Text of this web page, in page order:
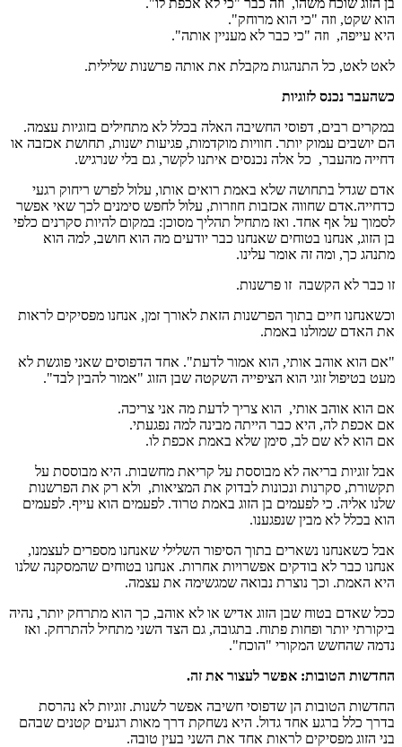
הוא שקט, וזה "כי הוא מרוחק".
היא עייפה, וזה "כי כבר לא מעניין אותה".
לאט לאט, כל התנהגות מקבלת את אותה פרשנות שלילית.
כשהעבר נכנס לזוגיות
במקרים רבים, דפוסי החשיבה האלה בכלל לא מתחילים בזוגיות עצמה.
הם יושבים עמוק יותר. חוויות מוקדמות, פגיעות ישנות, תחושת אכזבה או
דחייה מהעבר, כל אלה נכנסים איתנו לקשר, גם בלי שנרגיש.
אדם שגדל בתחושה שלא באמת רואים אותו, עלול לפרש ריחוק רגעי
כדחייה.אדם שחווה אכזבות חוזרות, עלול לחפש סימנים לכך שאי אפשר
לסמוך על אף אחד. ואז מתחיל תהליך מסוכן: במקום להיות סקרנים כלפי
בן הזוג, אנחנו בטוחים שאנחנו כבר יודעים מה הוא חושב, למה הוא
מתנהג כך, ומה זה אומר עלינו.
זו כבר לא הקשבה זו פרשנות.
וכשאנחנו חיים בתוך הפרשנות הזאת לאורך זמן, אנחנו מפסיקים לראות
את האדם שמולנו באמת.
"אם הוא אוהב אותי, הוא אמור לדעת". אחד הדפוסים שאני פוגשת לא
מעט בטיפול זוגי הוא הציפייה השקטה שבן הזוג "אמור להבין לבד".
אם הוא אוהב אותי, הוא צריך לדעת מה אני צריכה.
אם אכפת לה, היא כבר הייתה מבינה למה נפגעתי.
אם הוא לא שם לב, סימן שלא באמת אכפת לו.
אבל זוגיות בריאה לא מבוססת על קריאת מחשבות. היא מבוססת על
תקשורת, סקרנות ונכונות לבדוק את המציאות, ולא רק את הפרשנות
שלנו אליה. כי לפעמים בן הזוג באמת טרוד. לפעמים הוא עייף. לפעמים
הוא בכלל לא מבין שנפגענו.
אבל כשאנחנו נשארים בתוך הסיפור השלילי שאנחנו מספרים לעצמנו,
אנחנו כבר לא בודקים אפשרויות אחרות. אנחנו בטוחים שהמסקנה שלנו
היא האמת. וכך נוצרת נבואה שמגשימה את עצמה.
ככל שאדם בטוח שבן הזוג אדיש או לא אוהב, כך הוא מתרחק יותר, נהיה
ביקורתי יותר ופחות פתוח. בתגובה, גם הצד השני מתחיל להתרחק. ואז
נדמה שהחשש המקורי "הוכח".
החדשות הטובות: אפשר לעצור את זה.
החדשות הטובות הן שדפוסי חשיבה אפשר לשנות. זוגיות לא נהרסת
בדרך כלל ברגע אחד גדול. היא נשחקת דרך מאות רגעים קטנים שבהם
בני הזוג מפסיקים לראות אחד את השני בעין טובה.